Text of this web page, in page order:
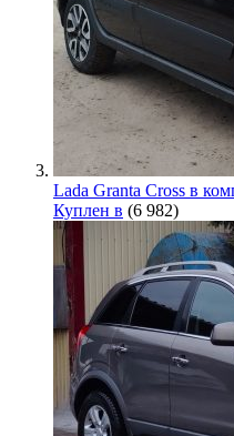
Lada Granta Cross в
Куплен в (6 982)